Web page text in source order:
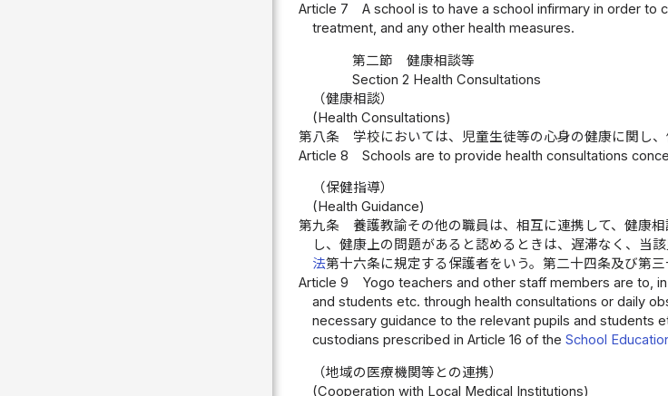
Article 7
A school is to have a school infirmary in order to
treatment, and any other health measures.
第二節 健康相談等
Section 2 Health Consultations
（健康相談）
(Health Consultations)
第八条
学校においては、児童生徒等の心身の健康に関し、
Article 8
Schools are to provide health consultations
（保健指導）
(Health Guidance)
第九条
養護教諭その他の職員は、相互に連携して、健康
し、健康上の問題があると認めるときは、遅滞なく、当
法第十六条に規定する保護者をいう。第二十四条及び第
Article 9
Yogo teachers and other staff members are to,
and students etc. through health consultations or daily
necessary guidance to the relevant pupils and students
custodians prescribed in Article 16 of the School
（地域の医療機関等との連携）
(Cooperation with Local Medical Institutions)